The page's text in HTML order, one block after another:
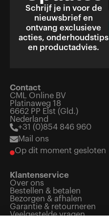
Schrijf je in voor de
nieuwsbrief en
ontvang exclusieve
acties, onderhoudstips
en productadvies.
Contact
CML Online BV
Platinaweg 18
6662 PP Elst (Gld.)
Nederland
+31 (0)854 846 960
Mail ons
Op dit moment gesloten
Klantenservice
Over ons
Bestellen & betalen
Bezorgen & afhalen
Garantie & retourneren
Veelgestelde vragen